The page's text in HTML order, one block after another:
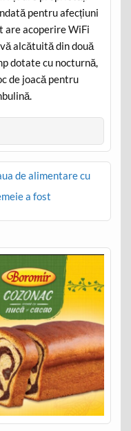
pentru afecțiuni
are acoperire WiFi
alcătuită din două
dotate cu nocturnă,
de joacă pentru
de alimentare cu
a fost